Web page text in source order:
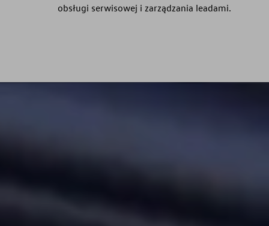
obsługi serwisowej i zarządzania leadami.